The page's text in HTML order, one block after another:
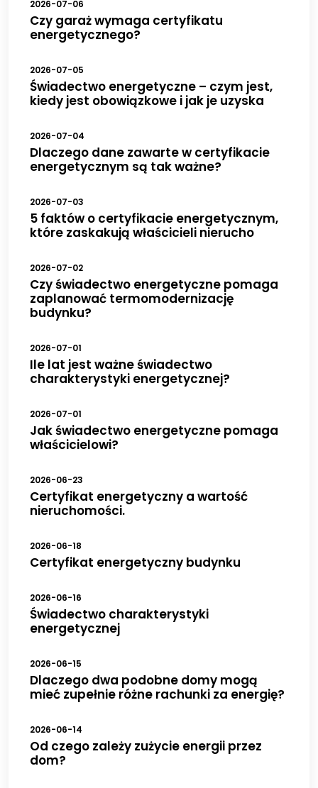
2026-07-06
Czy garaż wymaga certyfikatu
energetycznego?
2026-07-05
Świadectwo energetyczne – czym jest,
kiedy jest obowiązkowe i jak je uzyska
2026-07-04
Dlaczego dane zawarte w certyfikacie
energetycznym są tak ważne?
2026-07-03
5 faktów o certyfikacie energetycznym,
które zaskakują właścicieli nierucho
2026-07-02
Czy świadectwo energetyczne pomaga
zaplanować termomodernizację
budynku?
2026-07-01
Ile lat jest ważne świadectwo
charakterystyki energetycznej?
2026-07-01
Jak świadectwo energetyczne pomaga
właścicielowi?
2026-06-23
Certyfikat energetyczny a wartość
nieruchomości.
2026-06-18
Certyfikat energetyczny budynku
2026-06-16
Świadectwo charakterystyki
energetycznej
2026-06-15
Dlaczego dwa podobne domy mogą
mieć zupełnie różne rachunki za energię?
2026-06-14
Od czego zależy zużycie energii przez
dom?